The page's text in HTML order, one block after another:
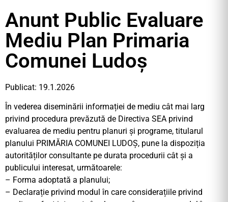
Anunt Public Evaluare
Mediu Plan Primaria
Comunei Ludoș
Publicat: 19.1.2026
În vederea diseminării informației de mediu cât mai larg
privind procedura prevăzută de Directiva SEA privind
evaluarea de mediu pentru planuri și programe, titularul
planului PRIMĂRIA COMUNEI LUDOȘ, pune la dispoziția
autorităților consultante pe durata procedurii cât și a
publicului interesat, următoarele:
– Forma adoptată a planului;
– Declarație privind modul în care considerațiile privind